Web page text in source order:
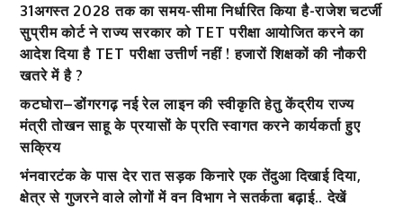
31अगस्त 2028 तक का समय-सीमा निर्धारित किया है-राजेश चटर्जी
सुप्रीम कोर्ट ने राज्य सरकार को TET परीक्षा आयोजित करने का
आदेश दिया है TET परीक्षा उत्तीर्ण नहीं ! हजारों शिक्षकों की नौकरी
खतरे में है ?
कटघोरा–डोंगरगढ़ नई रेल लाइन की स्वीकृति हेतु केंद्रीय राज्य
मंत्री तोखन साहू के प्रयासों के प्रति स्वागत करने कार्यकर्ता हुए
सक्रिय
भंनवारटंक के पास देर रात सड़क किनारे एक तेंदुआ दिखाई दिया,
क्षेत्र से गुजरने वाले लोगों में वन विभाग ने सतर्कता बढ़ाई.. देखें